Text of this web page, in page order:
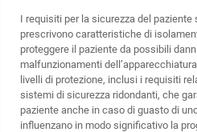
I requisiti per la sicurezza del paziente
prescrivono caratteristiche di
proteggere il paziente da possibili
malfunzionamenti
livelli di protezione, inclusi i requisiti
sistemi di sicurezza ridondanti, che
paziente anche in caso di guasto di
influenzano in modo significativo la